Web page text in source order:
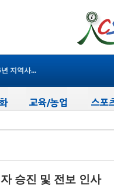
연합회...
안전관...
라이드...
2026년 ...
는 아토...
과…...
납하고 ...
승진 및 전보 인사